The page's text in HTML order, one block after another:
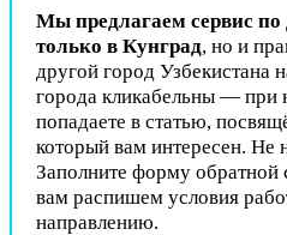
Мы предлагаем сервис по
только в Кунград, но и
другой город Узбекистана
города кликабельны — при
попадаете в статью,
который вам интересен. Не
Заполните форму обратной
вам распишем условия
направлению.